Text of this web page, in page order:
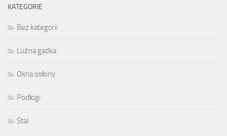
KATEGORIE
Bez kategorii
Luźna gadka
Okna osłony
Podłogi
Stal